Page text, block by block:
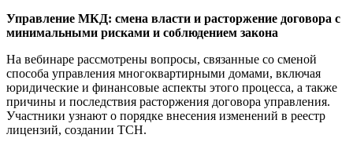
Управление МКД: смена власти и расторжение договора с
минимальными рисками и соблюдением закона
На вебинаре рассмотрены вопросы, связанные со сменой
способа управления многоквартирными домами, включая
юридические и финансовые аспекты этого процесса, а также
причины и последствия расторжения договора управления.
Участники узнают о порядке внесения изменений в реестр
лицензий, создании ТСН.